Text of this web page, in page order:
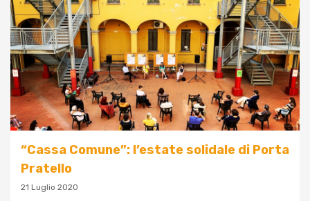
“Cassa Comune”: l’estate solidale di Porta
Pratello
21 Luglio 2020